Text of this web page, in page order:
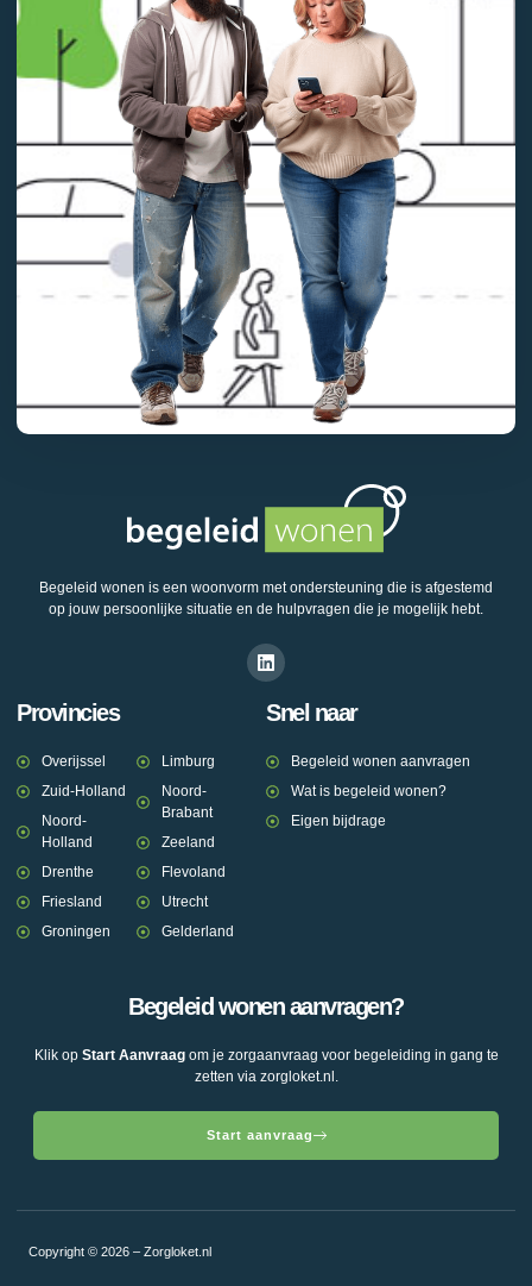
Begeleid wonen is een woonvorm met ondersteuning die is afgestemd
op jouw persoonlijke situatie en de hulpvragen die je mogelijk hebt.
Provincies
Overijssel
Zuid-Holland
Noord-
Holland
Drenthe
Friesland
Groningen
Limburg
Noord-
Brabant
Zeeland
Flevoland
Utrecht
Gelderland
Snel naar
Begeleid wonen aanvragen
Wat is begeleid wonen?
Eigen bijdrage
Begeleid wonen aanvragen?
Klik op Start Aanvraagom je zorgaanvraag voor begeleiding in gang te
zetten via zorgloket.nl.
Start aanvraag
Copyright © 2026 – Zorgloket.nl